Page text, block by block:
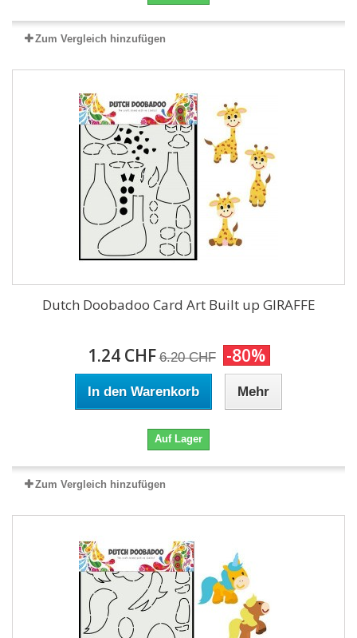
Zum Vergleich hinzufügen
Dutch Doobadoo Card Art Built up GIRAFFE
1.24 CHF 6.20 CHF -80%
In den Warenkorb Mehr
Auf Lager
Zum Vergleich hinzufügen